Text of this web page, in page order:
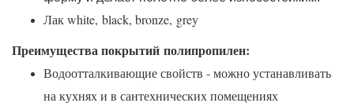
Лак white, black, bronze, grey
Преимущества покрытий полипропилен:
Водоотталкивающие свойств - можно устанавливать
на кухнях и в сантехнических помещениях